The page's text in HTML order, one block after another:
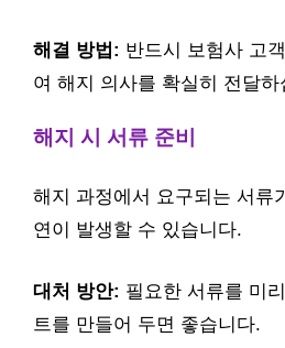
해결 방법: 반드시 보험사 고
여 해지 의사를 확실히 전달하
해지 시 서류 준비
해지 과정에서 요구되는 서류
연이 발생할 수 있습니다.
대처 방안: 필요한 서류를 미
트를 만들어 두면 좋습니다.